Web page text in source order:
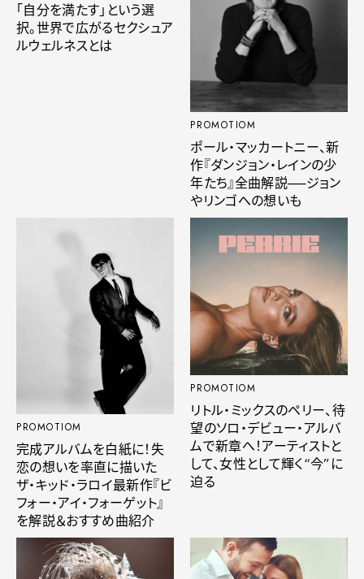
「自分を満たす」という選
択。世界で広がるセクシュア
ルウェルネスとは
PROMOTIOM
ポール・マッカートニー、新
作『ダンジョン・レインの少
年たち』全曲解説──ジョン
やリンゴへの想いも
PROMOTIOM
完成アルバムを白紙に！失
恋の想いを率直に描いた
ザ・キッド・ラロイ最新作『ビ
フォー・アイ・フォーゲット』
を解説＆おすすめ曲紹介
PROMOTIOM
リトル・ミックスのペリー、待
望のソロ・デビュー・アルバ
ムで新章へ！アーティストと
して、女性として輝く“今”に
迫る